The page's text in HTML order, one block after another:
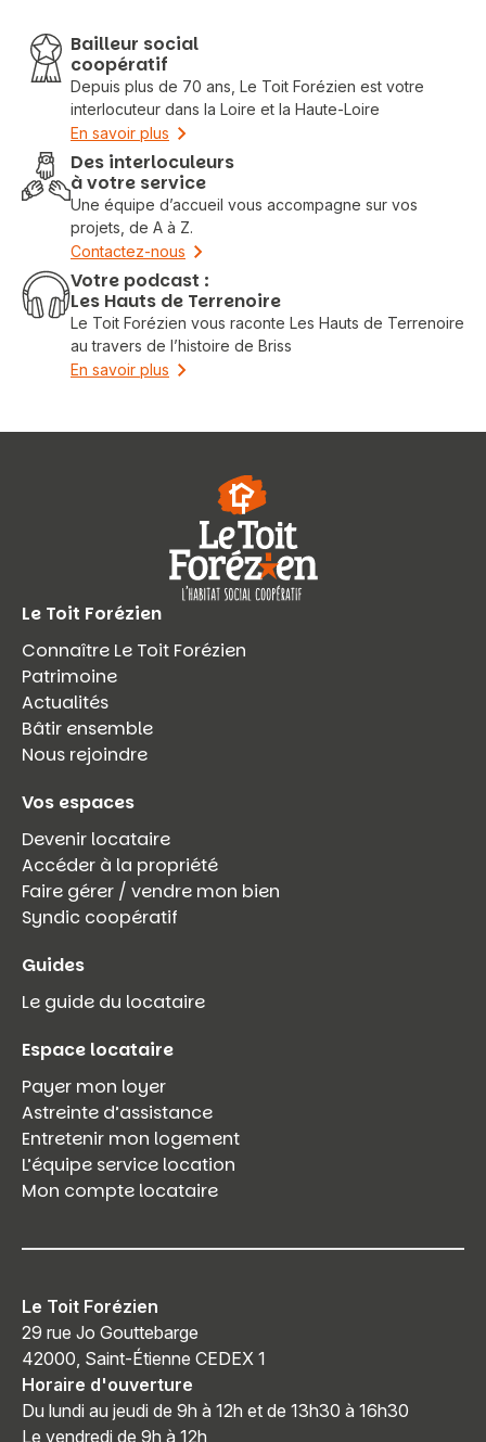
Bailleur social
coopératif
Depuis plus de 70 ans, Le Toit Forézien est votre
interlocuteur dans la Loire et la Haute-Loire
En savoir plus
Des interloculeurs
à votre service
Une équipe d’accueil vous accompagne sur vos
projets, de A à Z.
Contactez-nous
Votre podcast :
Les Hauts de Terrenoire
Le Toit Forézien vous raconte Les Hauts de Terrenoire
au travers de l’histoire de Briss
En savoir plus
Le Toit Forézien
Connaître Le Toit Forézien
Patrimoine
Actualités
Bâtir ensemble
Nous rejoindre
Vos espaces
Devenir locataire
Accéder à la propriété
Faire gérer / vendre mon bien
Syndic coopératif
Guides
Le guide du locataire
Espace locataire
Payer mon loyer
Astreinte d’assistance
Entretenir mon logement
L’équipe service location
Mon compte locataire
Le Toit Forézien
29 rue Jo Gouttebarge
42000, Saint-Étienne CEDEX 1
Horaire d'ouverture
Du lundi au jeudi de 9h à 12h et de 13h30 à 16h30
Le vendredi de 9h à 12h